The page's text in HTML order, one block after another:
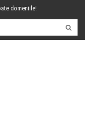
domeniile!